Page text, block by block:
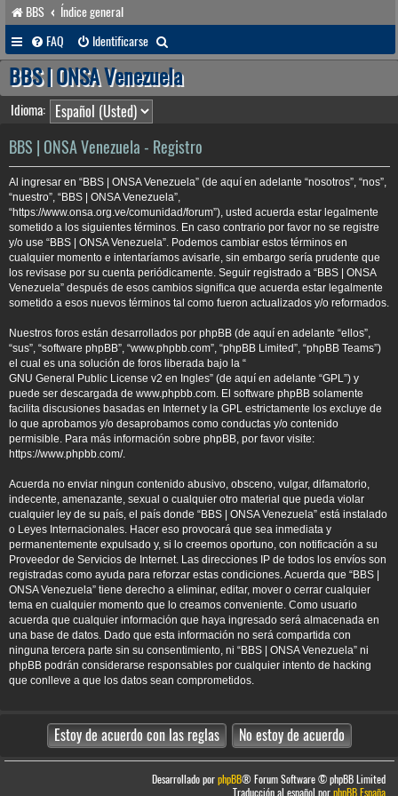
BBS
Índice general
FAQ
Identificarse
u
s
a
r
BBS | ONSA Venezuela
Idioma:
BBS | ONSA Venezuela - Registro
Al ingresar en “BBS | ONSA Venezuela” (de aquí en adelante “nosotros”, “nos”,
“nuestro”, “BBS | ONSA Venezuela”,
“https://www.onsa.org.ve/comunidad/forum”), usted acuerda estar legalmente
sometido a los siguientes términos. En caso contrario por favor no se registre
y/o use “BBS | ONSA Venezuela”. Podemos cambiar estos términos en
cualquier momento e intentaríamos avisarle, sin embargo sería prudente que
los revisase por su cuenta periódicamente. Seguir registrado a “BBS | ONSA
Venezuela” después de esos cambios significa que acuerda estar legalmente
sometido a esos nuevos términos tal como fueron actualizados y/o reformados.
Nuestros foros están desarrollados por phpBB (de aquí en adelante “ellos”,
“sus”, “software phpBB”, “www.phpbb.com”, “phpBB Limited”, “phpBB Teams”)
el cual es una solución de foros liberada bajo la “
GNU General Public License v2 en Ingles” (de aquí en adelante “GPL”) y
puede ser descargada de www.phpbb.com. El software phpBB solamente
facilita discusiones basadas en Internet y la GPL estrictamente los excluye de
lo que aprobamos y/o desaprobamos como conductas y/o contenido
permisible. Para más información sobre phpBB, por favor visite:
https://www.phpbb.com/.
Acuerda no enviar ningun contenido abusivo, obsceno, vulgar, difamatorio,
indecente, amenazante, sexual o cualquier otro material que pueda violar
cualquier ley de su país, el país donde “BBS | ONSA Venezuela” está instalado
o Leyes Internacionales. Hacer eso provocará que sea inmediata y
permanentemente expulsado y, si lo creemos oportuno, con notificación a su
Proveedor de Servicios de Internet. Las direcciones IP de todos los envíos son
registradas como ayuda para reforzar estas condiciones. Acuerda que “BBS |
ONSA Venezuela” tiene derecho a eliminar, editar, mover o cerrar cualquier
tema en cualquier momento que lo creamos conveniente. Como usuario
acuerda que cualquier información que haya ingresado será almacenada en
una base de datos. Dado que esta información no será compartida con
ninguna tercera parte sin su consentimiento, ni “BBS | ONSA Venezuela” ni
phpBB podrán considerarse responsables por cualquier intento de hacking
que conlleve a que los datos sean comprometidos.
Desarrollado porphpBB® Forum Software © phpBB Limited
Traducción al español porphpBB España